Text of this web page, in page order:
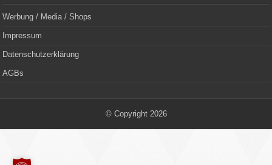
Werbung / Media / Shops
Impressum
Datenschutzerklärung
AGBs
© Copyright 2026